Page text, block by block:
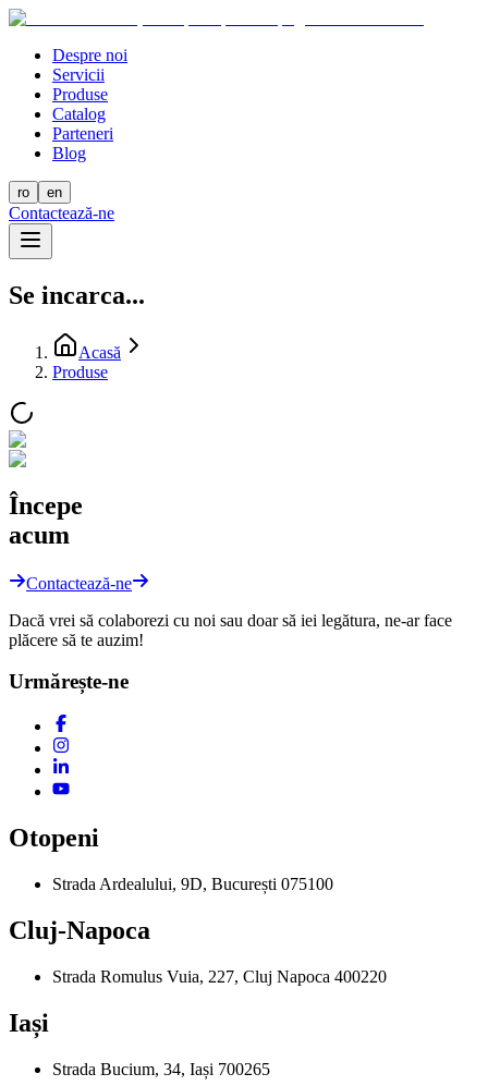
Despre noi
Servicii
Produse
Catalog
Parteneri
Blog
ro en
Contactează-ne
Se incarca...
Acasă
Produse
Începe
acum
Contactează-ne
Dacă vrei să colaborezi cu noi sau doar să iei legătura, ne-ar face
plăcere să te auzim!
Urmărește-ne
Otopeni
Strada Ardealului, 9D, București 075100
Cluj-Napoca
Strada Romulus Vuia, 227, Cluj Napoca 400220
Iași
Strada Bucium, 34, Iași 700265